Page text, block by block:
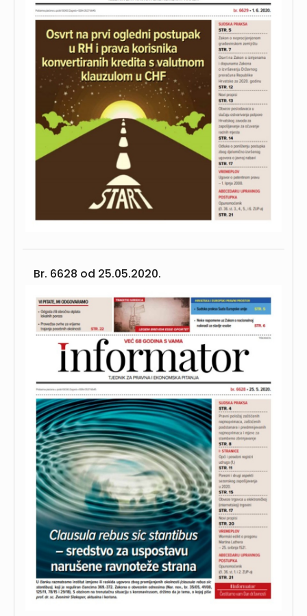
Br. 6628 od 25.05.2020.